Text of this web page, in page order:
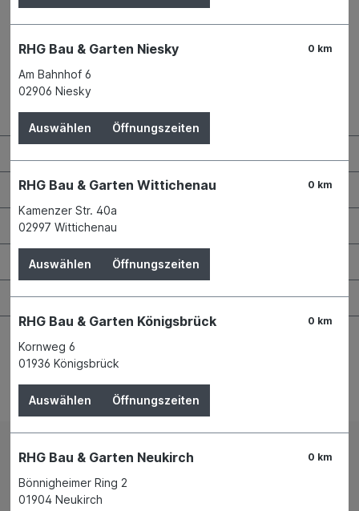
Kontaktdaten und Öffnungszeiten
Wissenswertes
Maschinen & Werkzeuge
Bauen & Renovieren
Garten & Landschaftsbau
Bestellung widerrufen
Impressum
Versand und Zahlungsbedingungen
0 km
RHG Bau & Garten Niesky
Am Bahnhof 6
02906 Niesky
Auswählen Öffnungszeiten
0 km
RHG Bau & Garten Wittichenau
Kamenzer Str. 40a
02997 Wittichenau
Auswählen Öffnungszeiten
0 km
RHG Bau & Garten Königsbrück
Kornweg 6
01936 Königsbrück
Auswählen Öffnungszeiten
0 km
RHG Bau & Garten Neukirch
Bönnigheimer Ring 2
01904 Neukirch